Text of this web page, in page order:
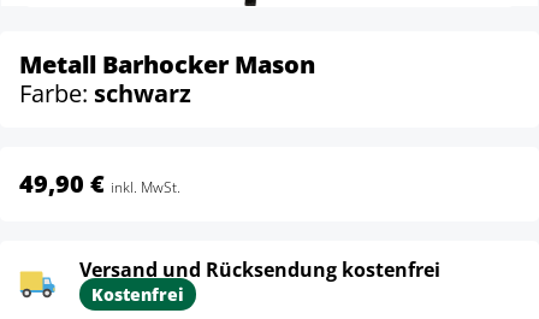
Metall Barhocker Mason
Farbe: schwarz
49,90 € inkl. MwSt.
Versand und Rücksendung kostenfrei
Kostenfrei